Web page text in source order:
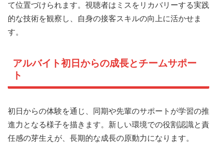
て位置づけられます。視聴者はミスをリカバリーする実践
的な技術を観察し、自身の接客スキルの向上に活かせま
す。
アルバイト初日からの成長とチームサポー
ト
初日からの体験を通じ、同期や先輩のサポートが学習の推
進力となる様子を描きます。新しい環境での役割認識と責
任感の芽生えが、長期的な成長の原動力になります。